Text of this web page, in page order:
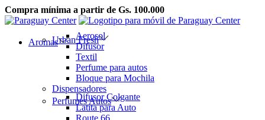
Compra mínima a partir de Gs. 100.000
Saltar
Saltar
contenidoAromasUrban Fresh
Aerosol
Difusor
Textil
Perfume para autos
Bloque para Mochila
Dispensadores
Perfumes Autos
Difusor Colgante
Latita para Auto
Route 66